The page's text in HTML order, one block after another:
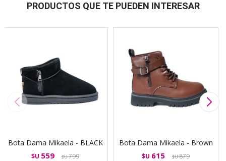
PRODUCTOS QUE TE PUEDEN INTERESAR
Bota Dama Mikaela - BLACK
$U 559 $U799
Bota Dama Mikaela - Brown
$U 615 $U879